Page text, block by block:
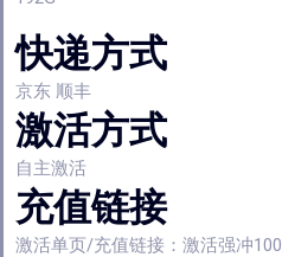
快递方式
京东 顺丰
激活方式
自主激活
充值链接
激活单页/充值链接：激活强冲100